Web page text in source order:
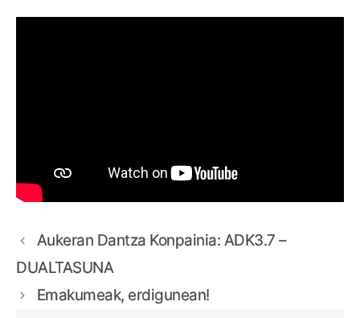
Aukeran Dantza Konpainia: ADK3.7 –
DUALTASUNA
Emakumeak, erdigunean!